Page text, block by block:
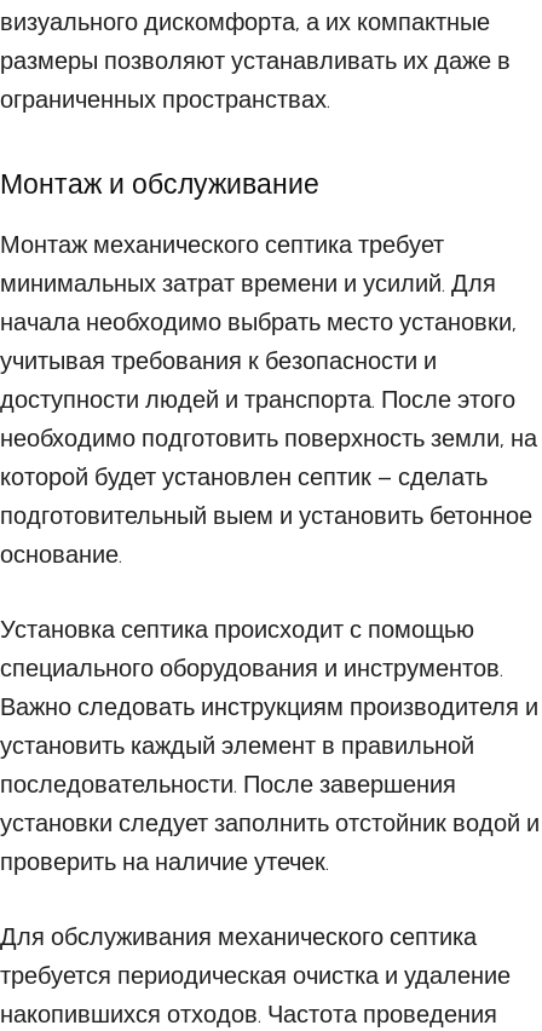
визуального дискомфорта, а их компактные
размеры позволяют устанавливать их даже в
ограниченных пространствах.
Монтаж и обслуживание
Монтаж механического септика требует
минимальных затрат времени и усилий. Для
начала необходимо выбрать место установки,
учитывая требования к безопасности и
доступности людей и транспорта. После этого
необходимо подготовить поверхность земли, на
которой будет установлен септик – сделать
подготовительный выем и установить бетонное
основание.
Установка септика происходит с помощью
специального оборудования и инструментов.
Важно следовать инструкциям производителя и
установить каждый элемент в правильной
последовательности. После завершения
установки следует заполнить отстойник водой и
проверить на наличие утечек.
Для обслуживания механического септика
требуется периодическая очистка и удаление
накопившихся отходов. Частота проведения